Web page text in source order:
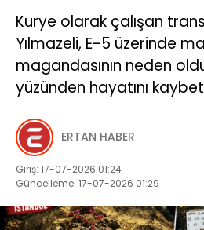
Kurye olarak çalışan
Yılmazeli, E-5 üzerinde
magandasının neden
yüzünden hayatını
ERTAN HABER
Giriş: 17-07-2026 01:24
Güncelleme: 17-07-2026 01:29